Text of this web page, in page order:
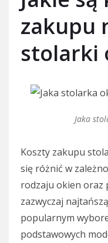
zakupu
stolarki
Jaka
Koszty zakupu
się różnić w
rodzaju okien oraz
zazwyczaj
popularnym
podstawowych